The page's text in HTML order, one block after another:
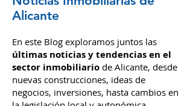
Alicante
En este Blog exploramos juntos las
últimas noticias y tendencias en el
sector inmobiliariode Alicante, desde